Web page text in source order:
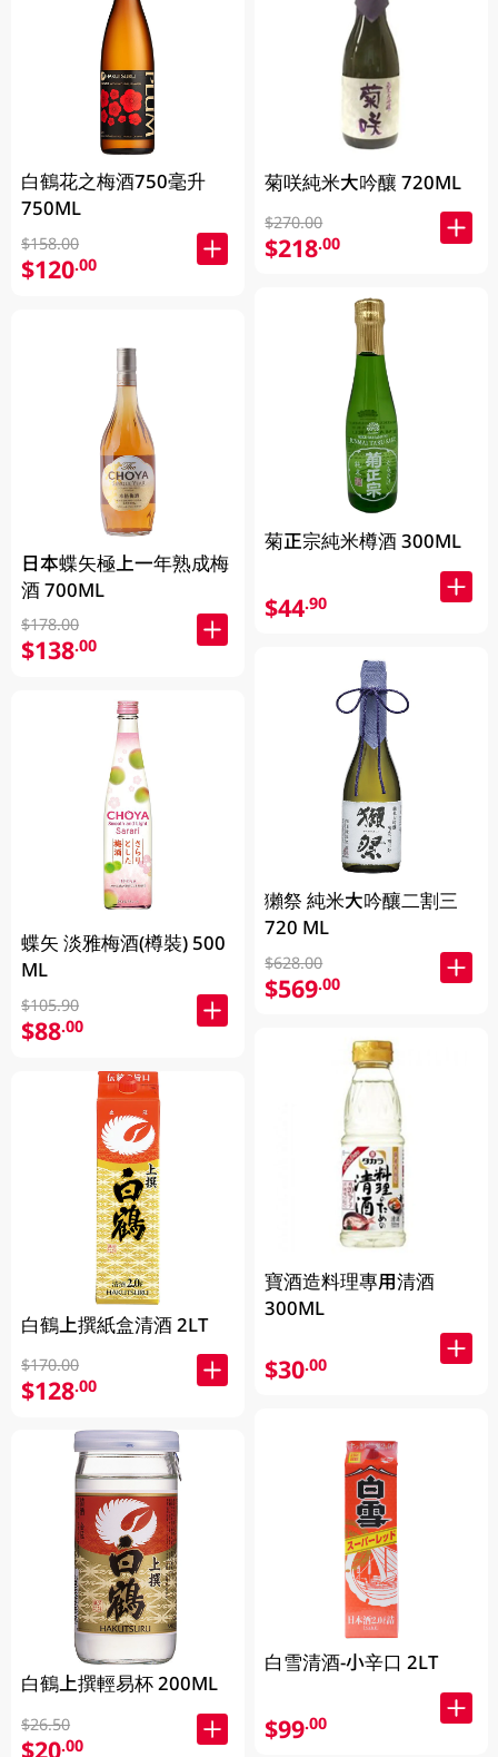
白鶴花之梅酒750毫升
750ML
$158.00
$120.00
日本蝶矢極上一年熟成梅
酒 700ML
$178.00
$138.00
蝶矢 淡雅梅酒(樽裝) 500
ML
$105.90
$88.00
白鶴上撰紙盒清酒 2LT
$170.00
$128.00
白鶴上撰輕易杯 200ML
$26.50
$20.00
菊咲純米大吟釀 720ML
$270.00
$218.00
菊正宗純米樽酒 300ML
$44.90
獺祭 純米大吟釀二割三
720 ML
$628.00
$569.00
寶酒造料理專用清酒
300ML
$30.00
白雪清酒-小辛口 2LT
$99.00